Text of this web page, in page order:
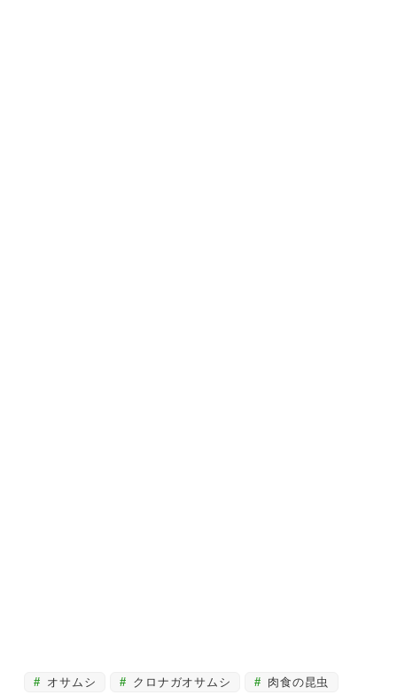
オサムシ クロナガオサムシ
肉食の昆虫